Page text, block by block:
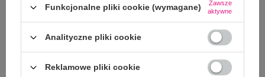
Centrum Logistyczne Nadarzyn
Dostępny
Rozmiar: L/XL
Dostępny
Funkcjonalne pliki cookie (wymagane)
Zawsze
aktywne
Analityczne pliki cookie
Reklamowe pliki cookie